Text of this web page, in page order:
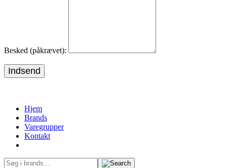
Besked (påkrævet):
Indsend
Hjem
Brands
Varegrupper
Kontakt